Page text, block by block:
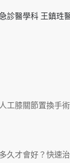
診醫學科 王鎮珄
腎？65歲男靠「
招救命
醫連收兩例中暑
工膝關節置換手
久才會好？快速